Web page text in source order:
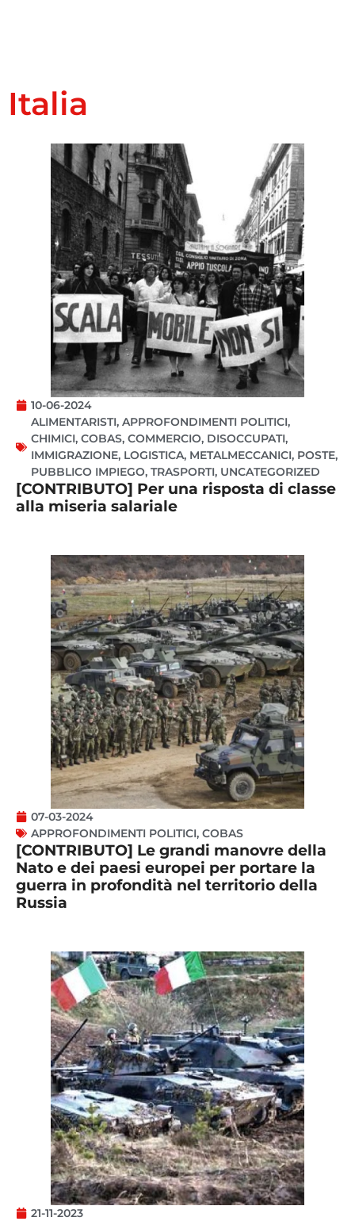
Italia
10-06-2024
ALIMENTARISTI, APPROFONDIMENTI POLITICI,
CHIMICI, COBAS, COMMERCIO, DISOCCUPATI,
IMMIGRAZIONE, LOGISTICA, METALMECCANICI, POSTE,
PUBBLICO IMPIEGO, TRASPORTI, UNCATEGORIZED
[CONTRIBUTO] Per una risposta di classe
alla miseria salariale
07-03-2024
APPROFONDIMENTI POLITICI, COBAS
[CONTRIBUTO] Le grandi manovre della
Nato e dei paesi europei per portare la
guerra in profondità nel territorio della
Russia
21-11-2023